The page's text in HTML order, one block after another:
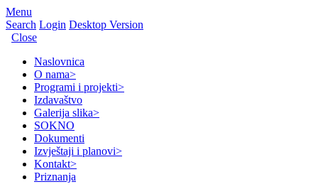
Menu
Search Login Desktop Version
Close
Naslovnica
O nama>
Programi i projekti>
Izdavaštvo
Galerija slika>
SOKNO
Dokumenti
Izvještaji i planovi>
Kontakt>
Priznanja